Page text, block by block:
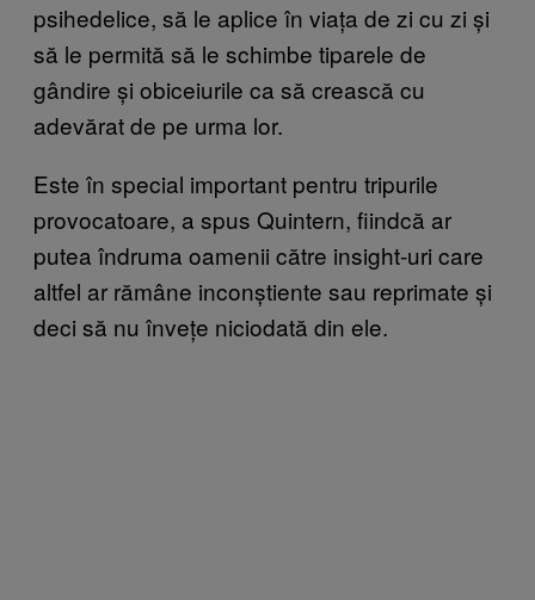
psihedelice, să le aplice în viața de zi cu zi și
să le permită să le schimbe tiparele de
gândire și obiceiurile ca să crească cu
adevărat de pe urma lor.
Este în special important pentru tripurile
provocatoare, a spus Quintern, fiindcă ar
putea îndruma oamenii către insight-uri care
altfel ar rămâne inconștiente sau reprimate și
deci să nu învețe niciodată din ele.